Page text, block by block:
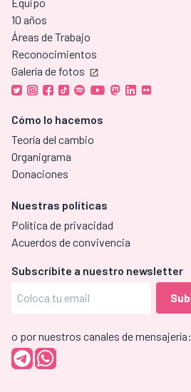
10 años
Áreas de Trabajo
Reconocimientos
Galería de fotos
Cómo lo hacemos
Teoría del cambio
Organigrama
Donaciones
Nuestras políticas
Política de privacidad
Acuerdos de convivencia
Subscríbite a nuestro newsletter
o por nuestros canales de mensajería: